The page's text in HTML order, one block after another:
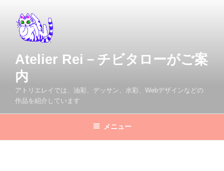
プ
Atelier Rei－チビタローがご案
内
アトリエレイでは、油彩、デッサン、水彩、Webデザインなどの
作品を紹介しています
メニュー